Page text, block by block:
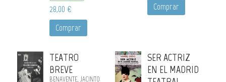
28,00 €
Comprar
Comprar
TEATRO
BREVE
BENAVENTE, JACINTO
SER ACTRIZ
EN EL MADRID